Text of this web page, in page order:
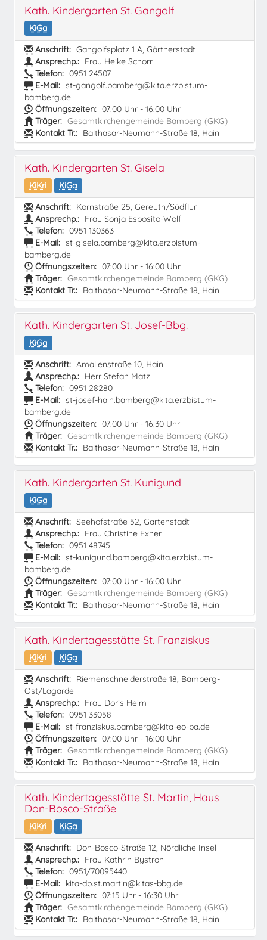
Kath. Kindergarten St. Gangolf
KiGa
Anschrift: Gangolfsplatz 1 A, Gärtnerstadt
Ansprechp.: Frau Heike Schorr
Telefon: 0951 24507
E-Mail: st-gangolf.bamberg@kita.erzbistum-
bamberg.de
Öffnungszeiten: 07:00 Uhr - 16:00 Uhr
Träger: Gesamtkirchengemeinde Bamberg (GKG)
Kontakt Tr.: Balthasar-Neumann-Straße 18, Hain
Kath. Kindergarten St. Gisela
KiKri
KiGa
Anschrift: Kornstraße 25, Gereuth/Südflur
Ansprechp.: Frau Sonja Esposito-Wolf
Telefon: 0951 130363
E-Mail: st-gisela.bamberg@kita.erzbistum-
bamberg.de
Öffnungszeiten: 07:00 Uhr - 16:00 Uhr
Träger: Gesamtkirchengemeinde Bamberg (GKG)
Kontakt Tr.: Balthasar-Neumann-Straße 18, Hain
Kath. Kindergarten St. Josef-Bbg.
KiGa
Anschrift: Amalienstraße 10, Hain
Ansprechp.: Herr Stefan Matz
Telefon: 0951 28280
E-Mail: st-josef-hain.bamberg@kita.erzbistum-
bamberg.de
Öffnungszeiten: 07:00 Uhr - 16:30 Uhr
Träger: Gesamtkirchengemeinde Bamberg (GKG)
Kontakt Tr.: Balthasar-Neumann-Straße 18, Hain
Kath. Kindergarten St. Kunigund
KiGa
Anschrift: Seehofstraße 52, Gartenstadt
Ansprechp.: Frau Christine Exner
Telefon: 0951 48745
E-Mail: st-kunigund.bamberg@kita.erzbistum-
bamberg.de
Öffnungszeiten: 07:00 Uhr - 16:00 Uhr
Träger: Gesamtkirchengemeinde Bamberg (GKG)
Kontakt Tr.: Balthasar-Neumann-Straße 18, Hain
Kath. Kindertagesstätte St. Franziskus
KiKri
KiGa
Anschrift: Riemenschneiderstraße 18, Bamberg-
Ost/Lagarde
Ansprechp.: Frau Doris Heim
Telefon: 0951 33058
E-Mail: st-franziskus.bamberg@kita-eo-ba.de
Öffnungszeiten: 07:00 Uhr - 16:00 Uhr
Träger: Gesamtkirchengemeinde Bamberg (GKG)
Kontakt Tr.: Balthasar-Neumann-Straße 18, Hain
Kath. Kindertagesstätte St. Martin, Haus
Don-Bosco-Straße
KiKri
KiGa
Anschrift: Don-Bosco-Straße 12, Nördliche Insel
Ansprechp.: Frau Kathrin Bystron
Telefon: 0951/70095440
E-Mail: kita-db.st.martin@kitas-bbg.de
Öffnungszeiten: 07:15 Uhr - 16:30 Uhr
Träger: Gesamtkirchengemeinde Bamberg (GKG)
Kontakt Tr.: Balthasar-Neumann-Straße 18, Hain